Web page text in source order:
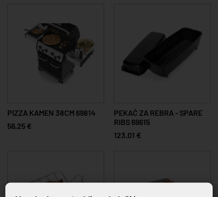
PIZZA KAMEN 38CM 69814
56,25 €
PEKAČ ZA REBRA - SPARE
RIBS 69615
123,01 €